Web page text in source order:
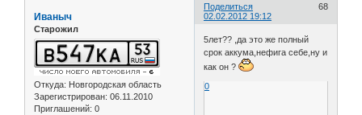
Поделиться
68
02.02.2012 19:12
Иваныч
Старожил
Откуда: Новгородская область
Зарегистрирован: 06.11.2010
Приглашений: 0
5лет?? ,да это же полный
срок аккума,нефига себе,ну и
как он ?
0